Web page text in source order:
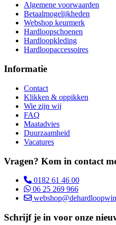
Algemene voorwaarden
Betaalmogelijkheden
Webshop keurmerk
Hardloopschoenen
Hardloopkleding
Hardloopaccessoires
Informatie
Contact
Klikken & oppikken
Wie zijn wij
FAQ
Maatadvies
Duurzaamheid
Vacatures
Vragen? Kom in contact
0182 61 46 00
06 25 269 966
Schrijf je in voor onze